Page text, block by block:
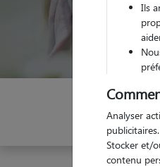
Ils
Analyser
Stocker et/
contenu